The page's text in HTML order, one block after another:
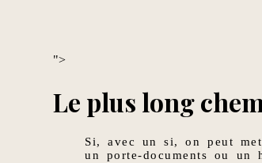
">
Le plus long
Si, avec un si, on peut
un porte-documents ou un